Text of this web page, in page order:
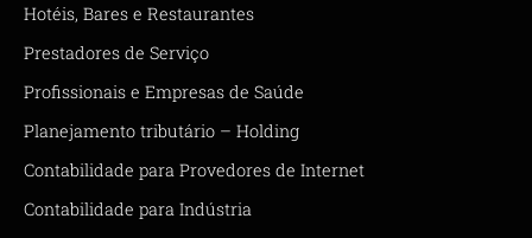
Hotéis, Bares e Restaurantes
Prestadores de Serviço
Profissionais e Empresas de Saúde
Planejamento tributário – Holding
Contabilidade para Provedores de Internet
Contabilidade para Indústria